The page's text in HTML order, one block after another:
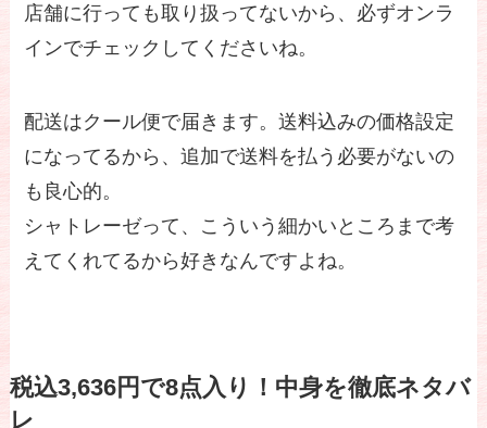
店舗に行っても取り扱ってないから、必ずオンラ
インでチェックしてくださいね。
配送はクール便で届きます。送料込みの価格設定
になってるから、追加で送料を払う必要がないの
も良心的。
シャトレーゼって、こういう細かいところまで考
えてくれてるから好きなんですよね。
税込3,636円で8点入り！中身を徹底ネタバ
レ